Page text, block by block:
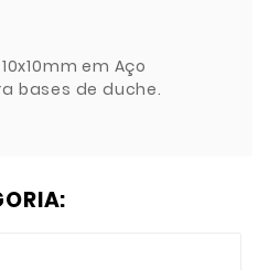
em Aço
bases de duche.